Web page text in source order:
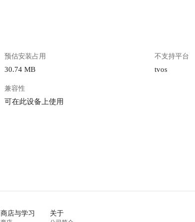
预估安装占用
30.74 MB
不支持平台
tvos
兼容性
可在此设备上使用
商店与学习 关于